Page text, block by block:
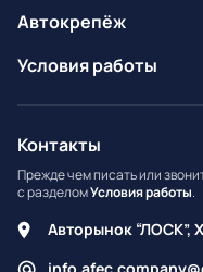
Автокрепёж
Условия работы
Контакты
Прежде чем писать или
с разделомУсловия работы.
Авторынок “ЛОСК”,